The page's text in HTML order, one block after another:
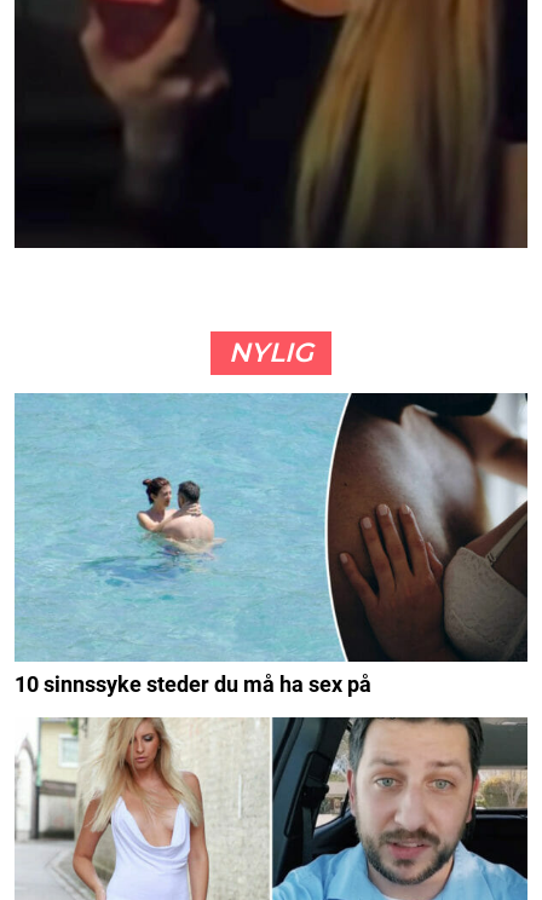
NYLIG
10 sinnssyke steder du må ha sex på